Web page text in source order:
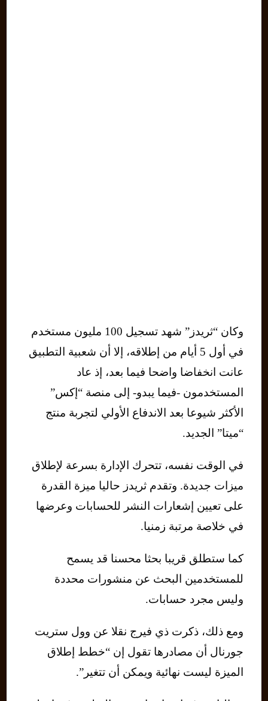
وكان “ثريدز” شهد تسجيل 100 مليون مستخدم
في أول 5 أيام من إطلاقه، إلا أن شعبية التطبيق
عانت انخفاضا واضحا فيما بعد، إذ عاد
المستخدمون -فيما يبدو- إلى منصة “إكس”
الأكثر شيوعا بعد الاندفاع الأولي لتجربة منتج
“ميتا” الجديد.
في الوقت نفسه، تتحرك الإدارة بسرعة لإطلاق
ميزات جديدة. وتقدم ثريدز حاليا ميزة القدرة
على تعيين إشعارات النشر للحسابات وعرضها
في خلاصة مرتبة زمنيا.
كما ستطلق قريبا بحثا محسنا قد يسمح
للمستخدمين البحث عن منشورات محددة
وليس مجرد حسابات.
ومع ذلك، ذكرت ذي فيرج نقلا عن وول ستريت
جورنال أن مصادرها تقول إن “خطط إطلاق
الميزة ليست نهائية ويمكن أن تتغير”.